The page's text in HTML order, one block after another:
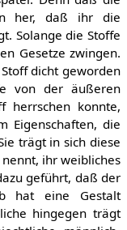
her, daß ihr die
Solange die Stoffe
Gesetze zwingen.
dicht geworden
von der äußeren
herrschen konnte,
Eigenschaften, die
trägt in sich diese
ihr weibliches
geführt, daß der
hat eine Gestalt
hingegen trägt